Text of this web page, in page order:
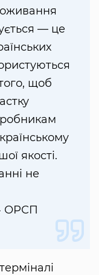
— це
щоб
якості.
не
ОРСП